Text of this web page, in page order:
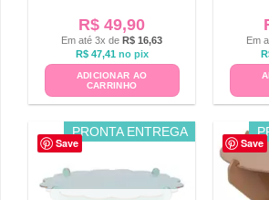
R$ 49,90
Em até 3x de R$ 16,63
R$47,41 no pix
ADICIONAR AO
CARRINHO
Em
Save
PRONTA ENTREGA
Save